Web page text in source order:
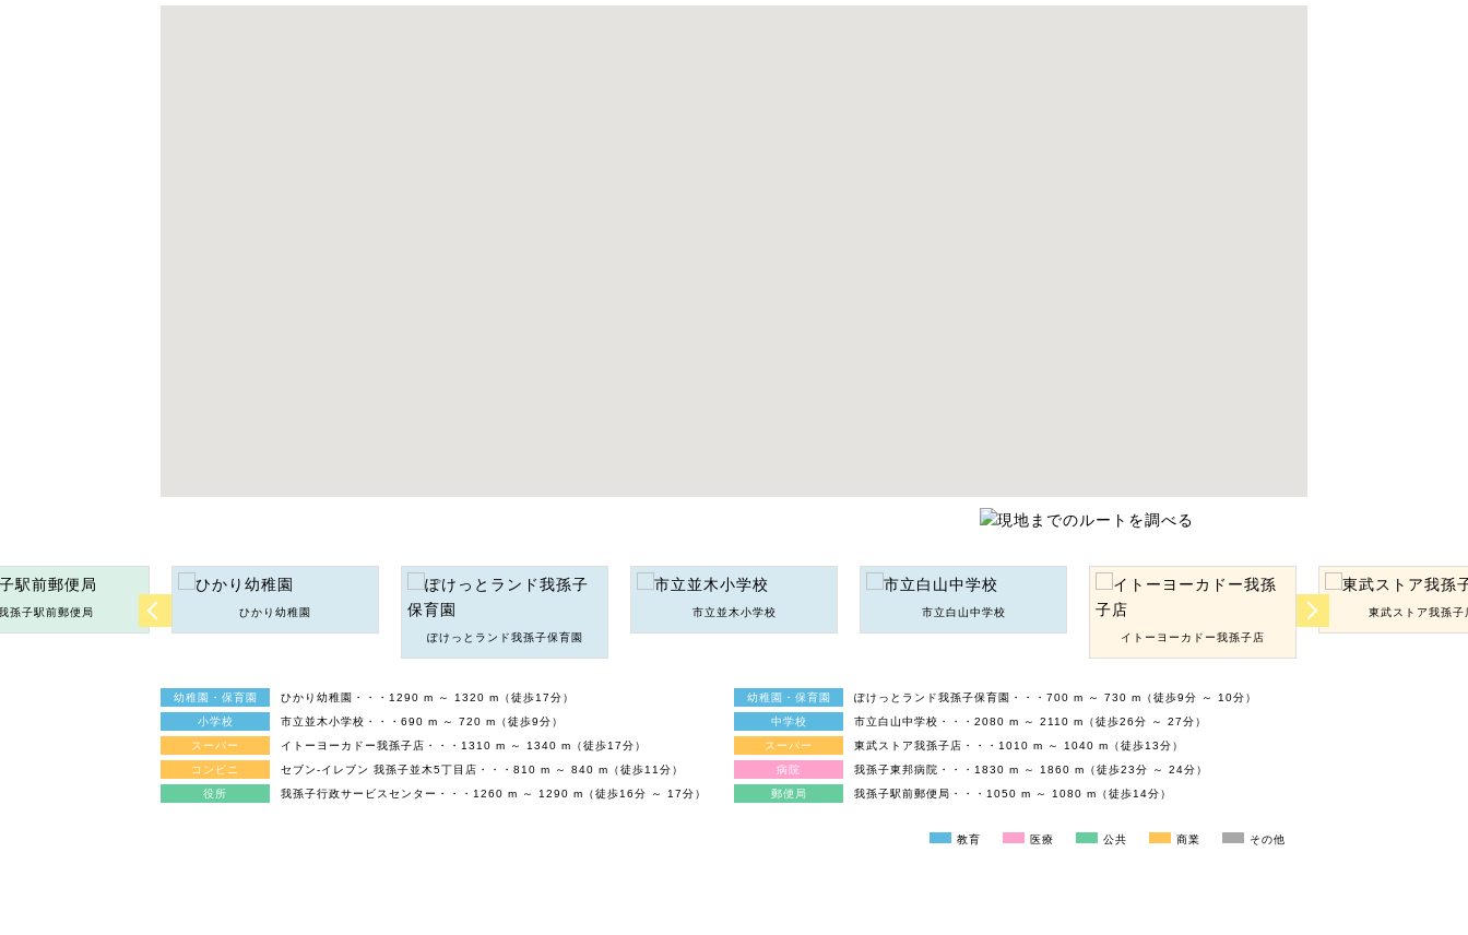
孫子駅前郵便局 ひかり幼稚園
ぽけっとランド我孫子保育園
市立並木小学校 市立白山中学校
イトーヨーカドー我孫子店
東武ストア我孫子
幼稚園・保育園 ひかり幼稚園・・・1290 m ～ 1320 m（徒歩17分） 幼稚園・保育園
ぽけっとランド我孫子保育園・・・700 m ～ 730 m（徒歩9分 ～ 10分）
小学校
市立並木小学校・・・690 m ～ 720 m（徒歩9分） 中学校
市立白山中学校・・・2080 m ～ 2110 m（徒歩26分 ～ 27分）
スーパー
イトーヨーカドー我孫子店・・・1310 m ～ 1340 m（徒歩17分） スーパー
東武ストア我孫子店・・・1010 m ～ 1040 m（徒歩13分）
コンビニ
セブン-イレブン 我孫子並木5丁目店・・・810 m ～ 840 m（徒歩11分） 病院
我孫子東邦病院・・・1830 m ～ 1860 m（徒歩23分 ～ 24分）
役所
我孫子行政サービスセンター・・・1260 m ～ 1290 m（徒歩16分 ～ 17分） 郵便局 我孫子駅前郵便局・・・1050 m ～ 1080 m（徒歩14分）
教育 医療 公共 商業 その他